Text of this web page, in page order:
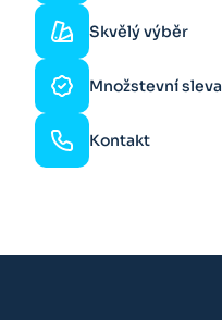
Skvělý výběr
Množstevní sleva
Kontakt